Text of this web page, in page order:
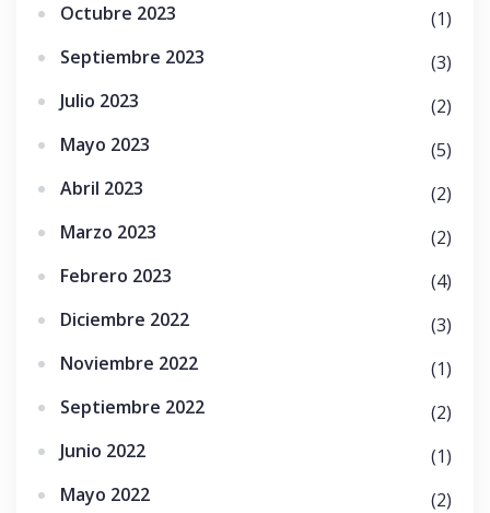
Octubre 2023
(1)
Septiembre 2023
(3)
Julio 2023
(2)
Mayo 2023
(5)
Abril 2023
(2)
Marzo 2023
(2)
Febrero 2023
(4)
Diciembre 2022
(3)
Noviembre 2022
(1)
Septiembre 2022
(2)
Junio 2022
(1)
Mayo 2022
(2)